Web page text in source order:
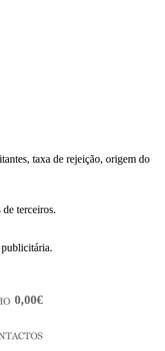
taxa de rejeição, origem do
terceiros.
publicitária.
0,00€